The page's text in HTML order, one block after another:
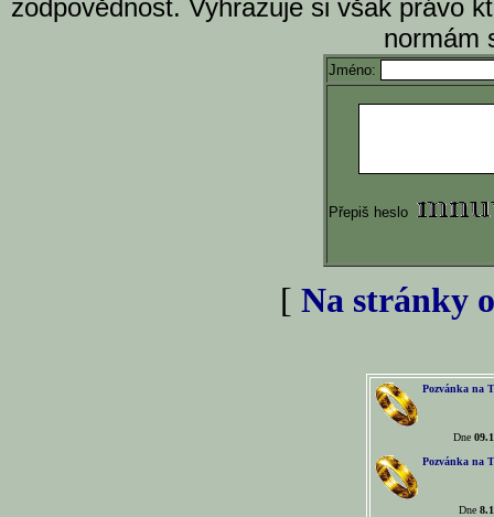
zodpovědnost. Vyhrazuje si však právo
normám
Jméno:
Přepiš heslo
[ Na stránky
Pozvánka na
Dne
Pozvánka na
Dne